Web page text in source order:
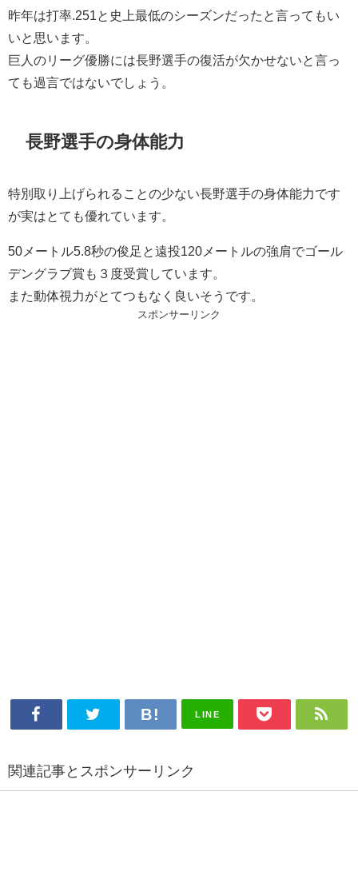
昨年は打率.251と史上最低のシーズンだったと言ってもい
いと思います。
巨人のリーグ優勝には長野選手の復活が欠かせないと言っ
ても過言ではないでしょう。
長野選手の身体能力
特別取り上げられることの少ない長野選手の身体能力です
が実はとても優れています。
50メートル5.8秒の俊足と遠投120メートルの強肩でゴール
デングラブ賞も３度受賞しています。
また動体視力がとてつもなく良いそうです。
スポンサーリンク
LINE
関連記事とスポンサーリンク